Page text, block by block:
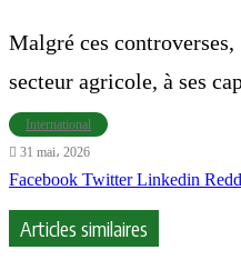
Malgré ces
secteur agricole, à ses
International
31 mai، 2026
Facebook Twitter Linkedin
Articles similaires